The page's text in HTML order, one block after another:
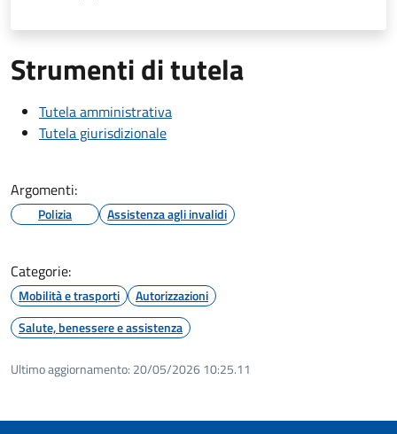
Strumenti di tutela
Tutela amministrativa
Tutela giurisdizionale
Argomenti:
Polizia Assistenza agli invalidi
Categorie:
Mobilità e trasporti
Autorizzazioni
Salute, benessere e assistenza
Ultimo aggiornamento: 20/05/2026 10:25.11